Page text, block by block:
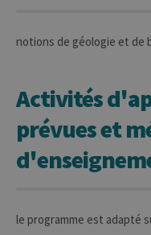
notions de géologie et de
Activités
prévues et
le programme est adapté